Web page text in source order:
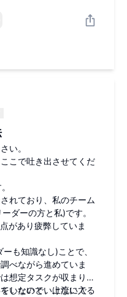
い。
こで吐き出させてくだ
れており、私のチーム
ダーの方と私)です。
があり疲弊していま
も知識なし)ことで、
べながら進めていま
想定タスクが収まりき
しないといけないで
いたので、上流に入る